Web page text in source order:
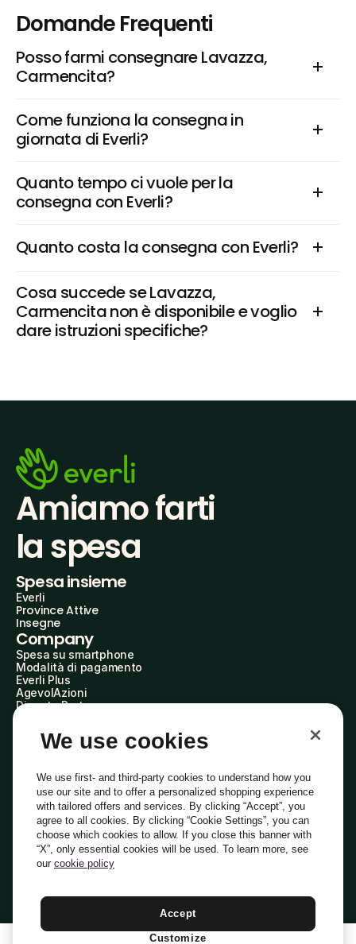
Domande Frequenti
Posso farmi consegnare Lavazza,
Carmencita?
Come funziona la consegna in
giornata di Everli?
Quanto tempo ci vuole per la
consegna con Everli?
Quanto costa la consegna con Everli?
Cosa succede se Lavazza,
Carmencita non è disponibile e voglio
dare istruzioni specifiche?
Amiamo farti
la spesa
Spesa insieme
Everli
Province Attive
Insegne
Company
Spesa su smartphone
Modalità di pagamento
Everli Plus
AgevolAzioni
Diventa Partner
Everli Shoppers
About Us
Everli News
Domande frequenti
Lavora con noi
Diventa Shopper
Investitori
PrivacyCookiePreferenze Cookie
Termini e CondizioniCodice Etico
Indirizzo PEC: everli@pec.it - indirizzo DPO: dpo@everli.com
Italiano
We use cookies
We use first- and third-party cookies to understand how you
use our site and to offer a personalized shopping experience
with tailored offers and services. By clicking “Accept”, you
agree to all cookies. By clicking “Cookie Settings”, you can
choose which cookies to allow. If you close this banner with
“X”, only essential cookies will be used. To learn more, see
our cookie policy
Accept
Customize